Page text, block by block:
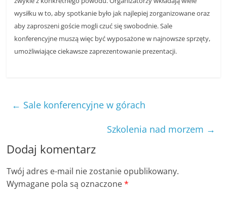
wysiłku w to, aby spotkanie było jak najlepiej zorganizowane oraz
aby zaproszeni goście mogli czuć się swobodnie. Sale
konferencyjne muszą więc być wyposażone w najnowsze sprzęty,
umożliwiające ciekawsze zaprezentowanie prezentacji.
← Sale konferencyjne w górach
Szkolenia nad morzem →
Dodaj komentarz
Twój adres e-mail nie zostanie opublikowany.
Wymagane pola są oznaczone*